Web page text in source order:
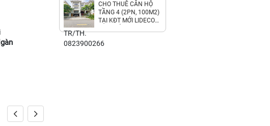
CHO THUÊ CĂN HỘ
TẦNG 4 (2PN, 100M2)
TẠI KĐT MỚI LIDECO
LH:0971928881